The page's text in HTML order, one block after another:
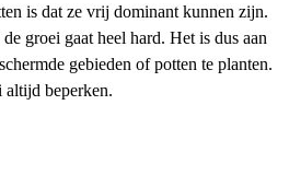
is dat ze vrij dominant kunnen zijn.
groei gaat heel hard. Het is dus aan
gebieden of potten te planten.
beperken.